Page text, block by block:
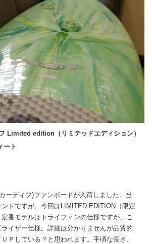
Limited edition（リミテッドエディション）
ート
ーディフ)ファンボードが入荷しました。当
ドですが、今回はLIMITED EDITION（限定
番モデルはトライフィンの仕様ですが、こ
イザー仕様。詳細は分かりませんが品質的
Ｐしている？と思われます。手頃な長さ、